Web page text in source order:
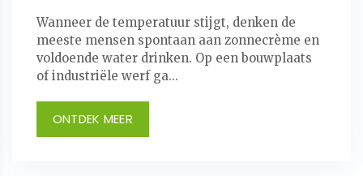
Wanneer de temperatuur stijgt, denken de
meeste mensen spontaan aan zonnecrème en
voldoende water drinken. Op een bouwplaats
of industriële werf ga...
ONTDEK MEER